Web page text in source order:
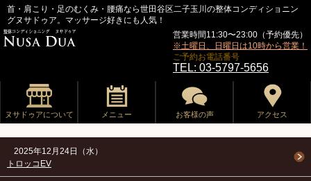
首・肩こり・足のむくみ・腰痛なら世田谷区二子玉川の整体コンディショニン
グヌサドゥア。マッサージ好きにも人気！
営業時間11:30〜23:00（予約優先）
※土曜日、日曜日は10時から営業！
ご予約お電話番号
TEL: 03-5797-5656
ヌサドゥアについて メニュー お客様の声 アクセス
2025年12月24日（水）
トロッコEV